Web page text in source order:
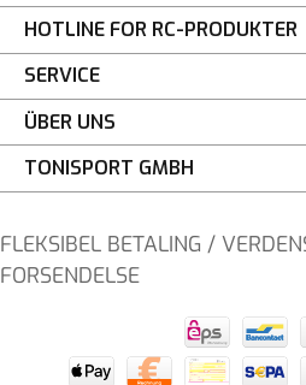
HOTLINE FOR RC-PRODUKTER
SERVICE
ÜBER UNS
TONISPORT GMBH
FLEKSIBEL BETALING /
FORSENDELSE